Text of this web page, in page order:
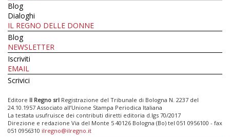
Blog
Dialoghi
IL REGNO DELLE DONNE
Blog
NEWSLETTER
Iscriviti
EMAIL
Scrivici
Editore Il Regno srl Registrazione del Tribunale di Bologna N. 2237 del
24.10.1957 Associato all’Unione Stampa Periodica Italiana
La testata usufruisce dei contributi diretti editoria d.lgs 70/2017
Direzione e redazione Via del Monte 5 40126 Bologna (Bo) tel 051 0956100 - fax
051 0956310 ilregno@ilregno.it